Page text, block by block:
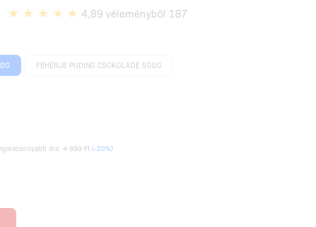
4,89 véleményből 187
FEHÉRJE PUDING CSOKOLÁDÉ 500G
ára: 4 990 Ft (-20%)